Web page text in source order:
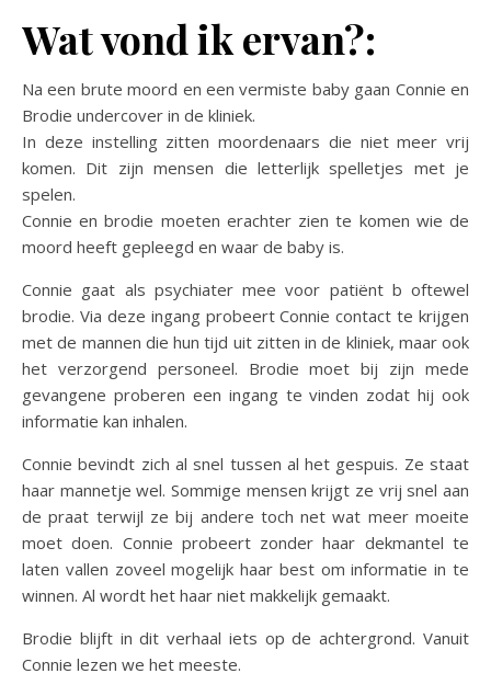
Wat vond ik ervan?:
Na een brute moord en een vermiste baby gaan Connie en
Brodie undercover in de kliniek.
In deze instelling zitten moordenaars die niet meer vrij
komen. Dit zijn mensen die letterlijk spelletjes met je
spelen.
Connie en brodie moeten erachter zien te komen wie de
moord heeft gepleegd en waar de baby is.
Connie gaat als psychiater mee voor patiënt b oftewel
brodie. Via deze ingang probeert Connie contact te krijgen
met de mannen die hun tijd uit zitten in de kliniek, maar ook
het verzorgend personeel. Brodie moet bij zijn mede
gevangene proberen een ingang te vinden zodat hij ook
informatie kan inhalen.
Connie bevindt zich al snel tussen al het gespuis. Ze staat
haar mannetje wel. Sommige mensen krijgt ze vrij snel aan
de praat terwijl ze bij andere toch net wat meer moeite
moet doen. Connie probeert zonder haar dekmantel te
laten vallen zoveel mogelijk haar best om informatie in te
winnen. Al wordt het haar niet makkelijk gemaakt.
Brodie blijft in dit verhaal iets op de achtergrond. Vanuit
Connie lezen we het meeste.